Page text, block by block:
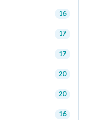
16
17
17
20
20
16